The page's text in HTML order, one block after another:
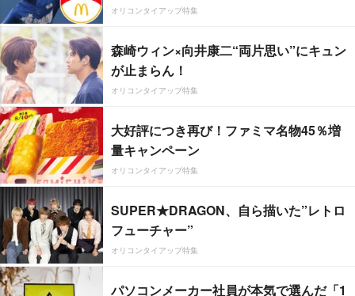
オリコンタイアップ特集
森崎ウィン×向井康二“両片思い”にキュン
が止まらん！
オリコンタイアップ特集
大好評につき再び！ファミマ名物45％増
量キャンペーン
オリコンタイアップ特集
SUPER★DRAGON、自ら描いた”レトロ
フューチャー”
オリコンタイアップ特集
パソコンメーカー社員が本気で選んだ「1